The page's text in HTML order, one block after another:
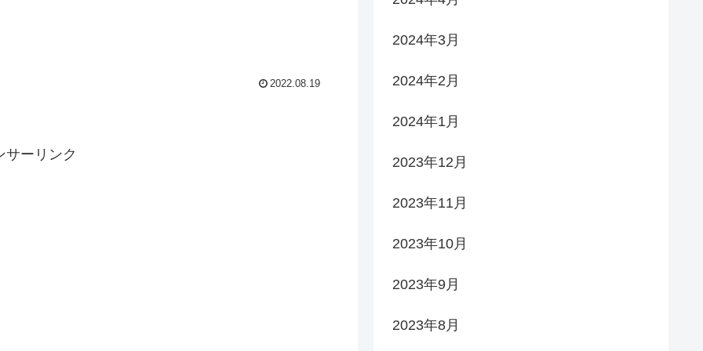
2022.08.19
サーリンク
2024年3月
2024年2月
2024年1月
2023年12月
2023年11月
2023年10月
2023年9月
2023年8月